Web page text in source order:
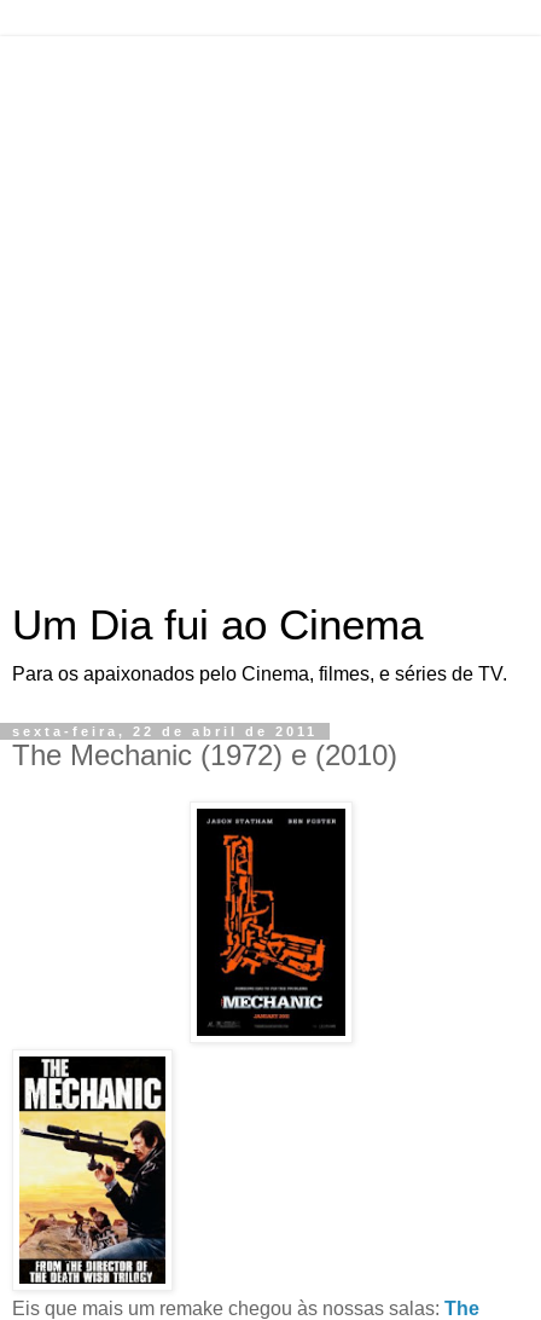
Um Dia fui ao Cinema
Para os apaixonados pelo Cinema, filmes, e séries de TV.
sexta-feira, 22 de abril de 2011
The Mechanic (1972) e (2010)
Eis que mais um remake chegou às nossas salas: The